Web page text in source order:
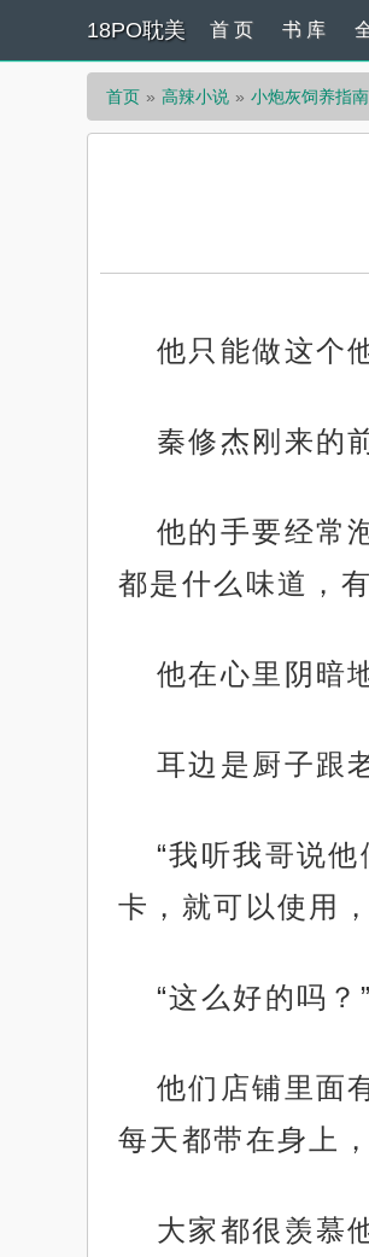
18PO耽美 首 页 书 库
首页 高辣小说 小炮灰饲养指
他只能做这个
秦修杰刚来的
他的手要经常
都是什么味道，
他在心里阴暗
耳边是厨子跟
“我听我哥说
卡，就可以使用
“这么好的吗？”
他们店铺里面
每天都带在身上
大家都很羡慕